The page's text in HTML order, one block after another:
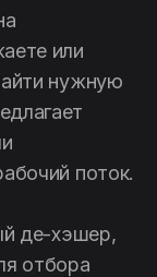
или
нужную
поток.
де-хэшер,
отбора